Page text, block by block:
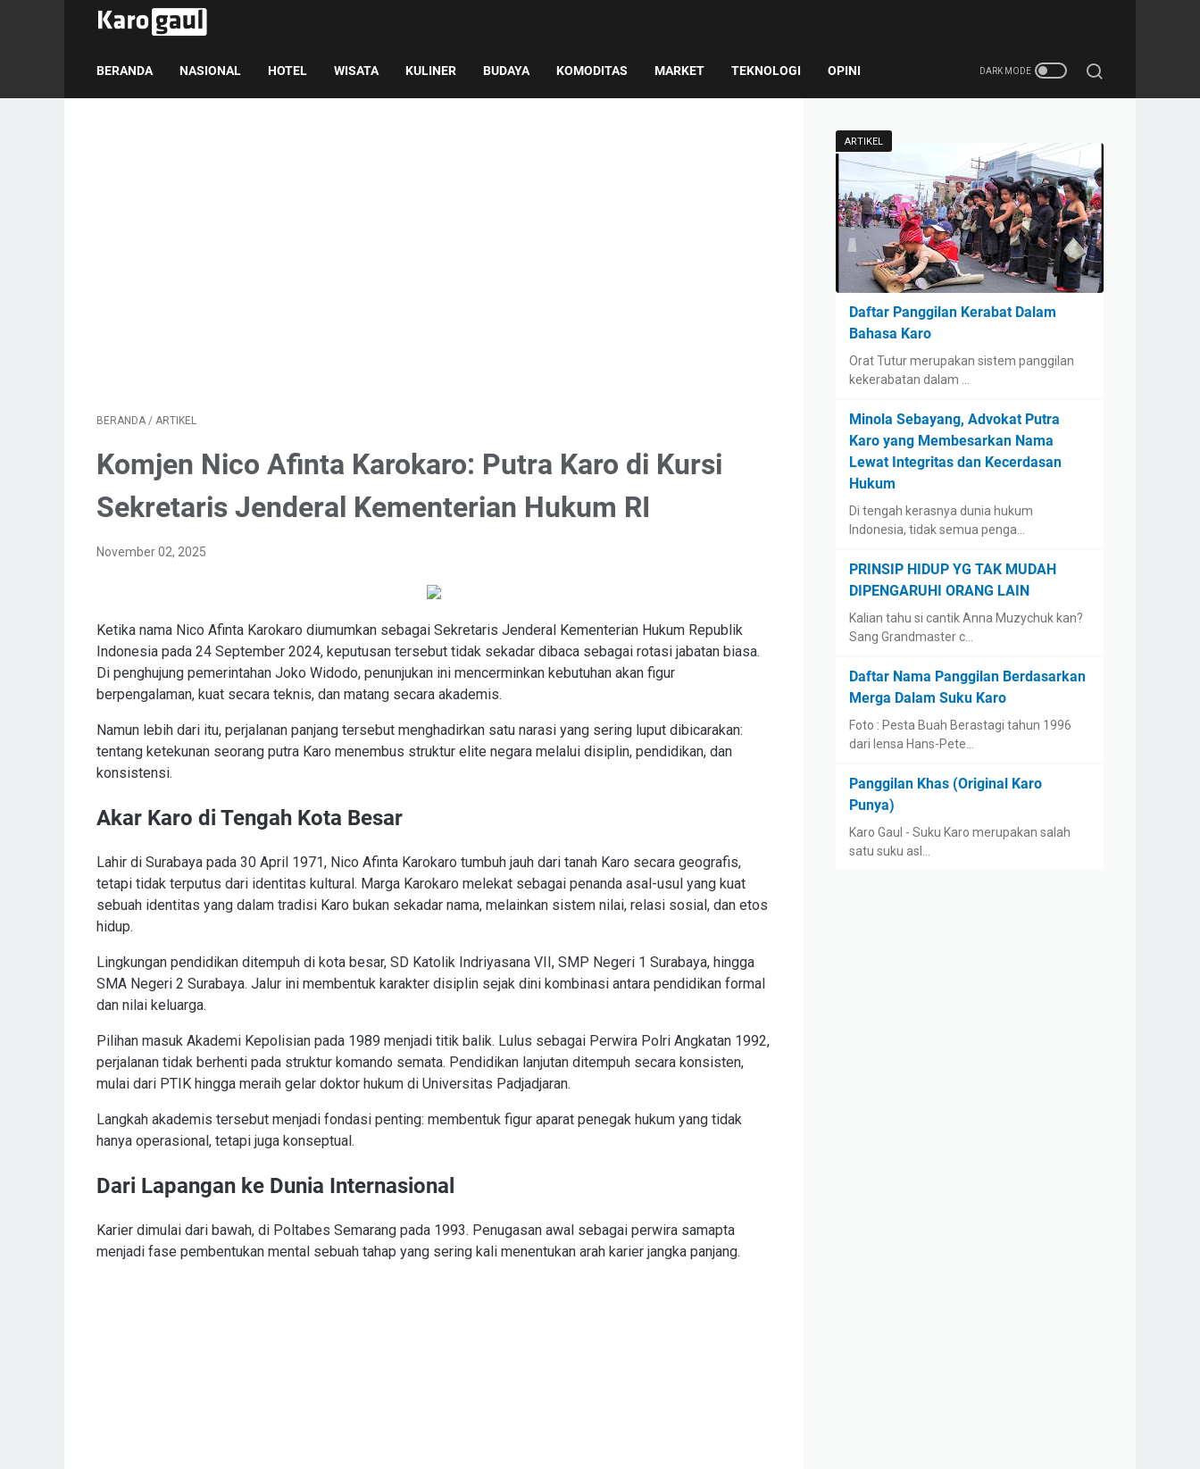
BERANDA NASIONAL HOTEL WISATA KULINER BUDAYA KOMODITAS MARKET TEKNOLOGI OPINI
BERANDA / ARTIKEL
Komjen Nico Afinta Karokaro: Putra Karo di Kursi
Sekretaris Jenderal Kementerian Hukum RI
November 02, 2025
Ketika nama Nico Afinta Karokaro diumumkan sebagai Sekretaris Jenderal Kementerian Hukum Republik
Indonesia pada 24 September 2024, keputusan tersebut tidak sekadar dibaca sebagai rotasi jabatan biasa.
Di penghujung pemerintahan Joko Widodo, penunjukan ini mencerminkan kebutuhan akan figur
berpengalaman, kuat secara teknis, dan matang secara akademis.
Namun lebih dari itu, perjalanan panjang tersebut menghadirkan satu narasi yang sering luput dibicarakan:
tentang ketekunan seorang putra Karo menembus struktur elite negara melalui disiplin, pendidikan, dan
konsistensi.
Akar Karo di Tengah Kota Besar
Lahir di Surabaya pada 30 April 1971, Nico Afinta Karokaro tumbuh jauh dari tanah Karo secara geografis,
tetapi tidak terputus dari identitas kultural. Marga Karokaro melekat sebagai penanda asal-usul yang kuat
sebuah identitas yang dalam tradisi Karo bukan sekadar nama, melainkan sistem nilai, relasi sosial, dan etos
hidup.
Lingkungan pendidikan ditempuh di kota besar, SD Katolik Indriyasana VII, SMP Negeri 1 Surabaya, hingga
SMA Negeri 2 Surabaya. Jalur ini membentuk karakter disiplin sejak dini kombinasi antara pendidikan formal
dan nilai keluarga.
Pilihan masuk Akademi Kepolisian pada 1989 menjadi titik balik. Lulus sebagai Perwira Polri Angkatan 1992,
perjalanan tidak berhenti pada struktur komando semata. Pendidikan lanjutan ditempuh secara konsisten,
mulai dari PTIK hingga meraih gelar doktor hukum di Universitas Padjadjaran.
Langkah akademis tersebut menjadi fondasi penting: membentuk figur aparat penegak hukum yang tidak
hanya operasional, tetapi juga konseptual.
Dari Lapangan ke Dunia Internasional
Karier dimulai dari bawah, di Poltabes Semarang pada 1993. Penugasan awal sebagai perwira samapta
menjadi fase pembentukan mental sebuah tahap yang sering kali menentukan arah karier jangka panjang.
ARTIKEL
Daftar Panggilan Kerabat Dalam
Bahasa Karo
Orat Tutur merupakan sistem panggilan
kekerabatan dalam …
Minola Sebayang, Advokat Putra
Karo yang Membesarkan Nama
Lewat Integritas dan Kecerdasan
Hukum
Di tengah kerasnya dunia hukum
Indonesia, tidak semua penga…
PRINSIP HIDUP YG TAK MUDAH
DIPENGARUHI ORANG LAIN
Kalian tahu si cantik Anna Muzychuk kan?
Sang Grandmaster c…
Daftar Nama Panggilan Berdasarkan
Merga Dalam Suku Karo
Foto : Pesta Buah Berastagi tahun 1996
dari lensa Hans-Pete…
Panggilan Khas (Original Karo
Punya)
Karo Gaul - Suku Karo merupakan salah
satu suku asl…